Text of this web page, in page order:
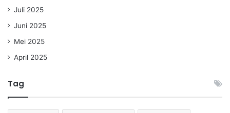
Juli 2025
Juni 2025
Mei 2025
April 2025
Tag